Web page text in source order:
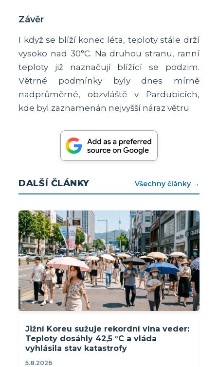
Závěr
I když se blíží konec léta, teploty stále drží
vysoko nad 30°C. Na druhou stranu, ranní
teploty již naznačují blížící se podzim.
Větrné podmínky byly dnes mírně
nadprůměrné, obzvláště v Pardubicích,
kde byl zaznamenán nejvyšší náraz větru.
DALŠÍ ČLÁNKY Všechny články →
Jižní Koreu sužuje rekordní vlna veder:
Teploty dosáhly 42,5 °C a vláda
vyhlásila stav katastrofy
5.8.2026